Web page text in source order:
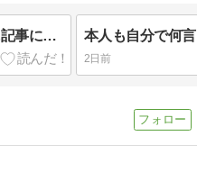
書店を潰す焚書行為を肯定的に記事にする末期状態
2日前